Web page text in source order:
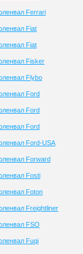
Ferrari
Fiat
Fiat
Fisker
Flybo
Ford
Ford
Ford
Ford-USA
Forward
Fosti
Foton
Freightliner
FSO
Fuqi